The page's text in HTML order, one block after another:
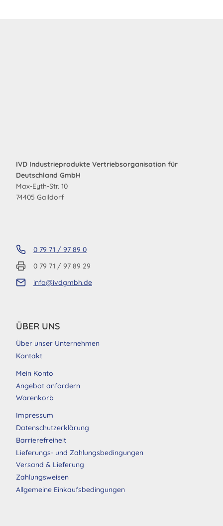
IVD Industrieprodukte Vertriebsorganisation für
Deutschland GmbH
Max-Eyth-Str. 10
74405 Gaildorf
0 79 71 / 97 89 0
0 79 71 / 97 89 29
info@ivdgmbh.de
ÜBER UNS
Über unser Unternehmen
Kontakt
Mein Konto
Angebot anfordern
Warenkorb
Impressum
Datenschutzerklärung
Barrierefreiheit
Lieferungs- und Zahlungsbedingungen
Versand & Lieferung
Zahlungsweisen
Allgemeine Einkaufsbedingungen